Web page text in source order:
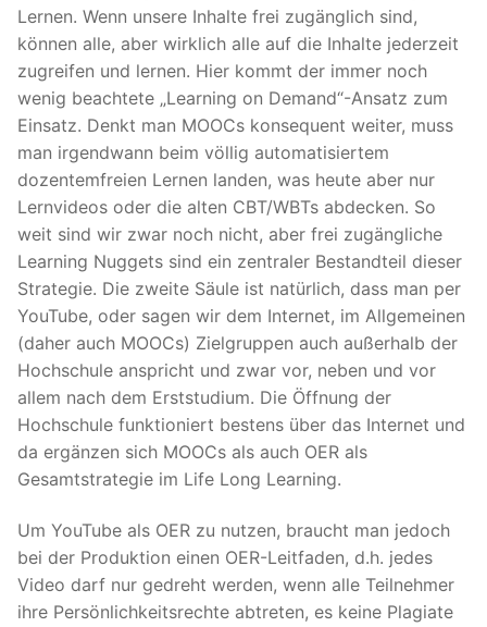
Lernen. Wenn unsere Inhalte frei zugänglich sind,
können alle, aber wirklich alle auf die Inhalte jederzeit
zugreifen und lernen. Hier kommt der immer noch
wenig beachtete „Learning on Demand“-Ansatz zum
Einsatz. Denkt man MOOCs konsequent weiter, muss
man irgendwann beim völlig automatisiertem
dozentemfreien Lernen landen, was heute aber nur
Lernvideos oder die alten CBT/WBTs abdecken. So
weit sind wir zwar noch nicht, aber frei zugängliche
Learning Nuggets sind ein zentraler Bestandteil dieser
Strategie. Die zweite Säule ist natürlich, dass man per
YouTube, oder sagen wir dem Internet, im Allgemeinen
(daher auch MOOCs) Zielgruppen auch außerhalb der
Hochschule anspricht und zwar vor, neben und vor
allem nach dem Erststudium. Die Öffnung der
Hochschule funktioniert bestens über das Internet und
da ergänzen sich MOOCs als auch OER als
Gesamtstrategie im Life Long Learning.
Um YouTube als OER zu nutzen, braucht man jedoch
bei der Produktion einen OER-Leitfaden, d.h. jedes
Video darf nur gedreht werden, wenn alle Teilnehmer
ihre Persönlichkeitsrechte abtreten, es keine Plagiate